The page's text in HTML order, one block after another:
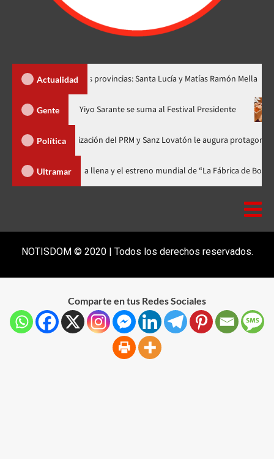
Actualidad
dos nuevas provincias: Santa Lucía y Matías Ramón Mella
Gente
nuevo horario Yiyo Sarante se suma al Festival
Política
de Organización del PRM y Sanz Lovatón le augura protagonismo político
Ultramar
celebra 15 años con una gala a casa llena y el estreno mundial de “La
NOTISDOM © 2020 | Todos los derechos reservados.
Comparte en tus Redes Sociales